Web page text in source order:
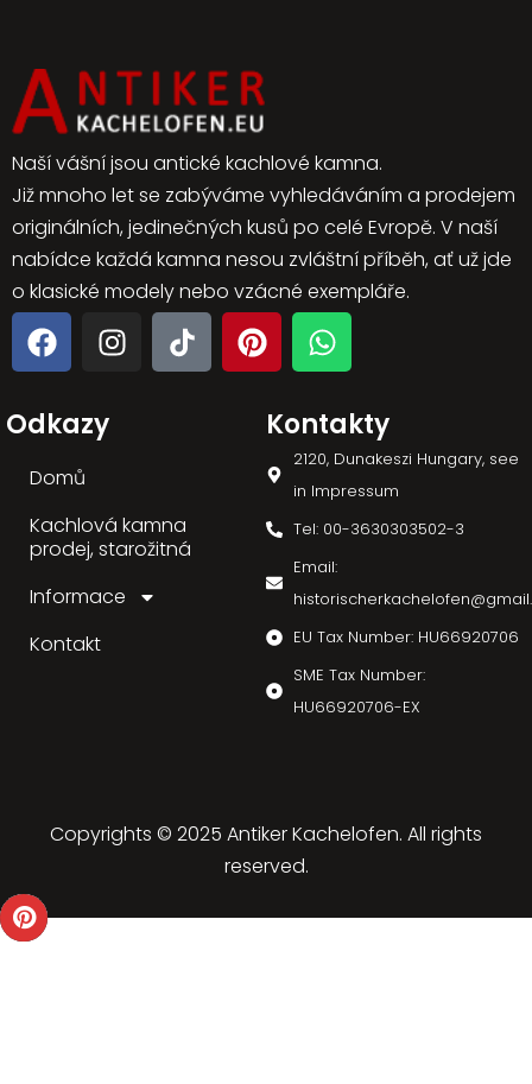
Naší vášní jsou antické kachlové kamna.
Již mnoho let se zabýváme vyhledáváním a prodejem
originálních, jedinečných kusů po celé Evropě. V naší
nabídce každá kamna nesou zvláštní příběh, ať už jde
o klasické modely nebo vzácné exempláře.
Odkazy
Domů
Kachlová kamna
prodej, starožitná
Informace
Kontakt
Kontakty
2120, Dunakeszi Hungary, see
in Impressum
Tel: 00-3630303502-3
Email:
EU Tax Number: HU66920706
SME Tax Number:
HU66920706-EX
Copyrights © 2025 Antiker Kachelofen. All rights
reserved.